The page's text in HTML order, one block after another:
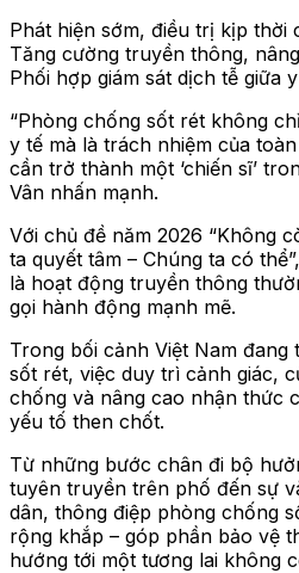
Phát hiện sớm, điều trị kịp thời
Tăng cường truyền thông,
Phối hợp giám sát dịch tễ giữa
“Phòng chống sốt rét không
y tế mà là trách nhiệm của toàn
cần trở thành một ‘chiến sĩ’
Vân nhấn mạnh.
Với chủ đề năm 2026 “Không
ta quyết tâm – Chúng ta có
là hoạt động truyền thông
gọi hành động mạnh mẽ.
Trong bối cảnh Việt Nam đang
sốt rét, việc duy trì cảnh giác,
chống và nâng cao nhận thức
yếu tố then chốt.
Từ những bước chân đi bộ
tuyên truyền trên phố đến sự
dân, thông điệp phòng chống
rộng khắp – góp phần bảo vệ
hướng tới một tương lai không